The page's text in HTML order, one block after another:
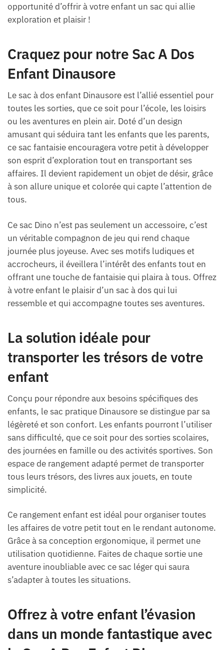
opportunité d’offrir à votre enfant un sac qui allie
exploration et plaisir !
Craquez pour notre Sac A Dos
Enfant Dinausore
Le sac à dos enfant Dinausore est l’allié essentiel pour
toutes les sorties, que ce soit pour l’école, les loisirs
ou les aventures en plein air. Doté d’un design
amusant qui séduira tant les enfants que les parents,
ce sac fantaisie encouragera votre petit à développer
son esprit d’exploration tout en transportant ses
affaires. Il devient rapidement un objet de désir, grâce
à son allure unique et colorée qui capte l’attention de
tous.
Ce sac Dino n’est pas seulement un accessoire, c’est
un véritable compagnon de jeu qui rend chaque
journée plus joyeuse. Avec ses motifs ludiques et
accrocheurs, il éveillera l’intérêt des enfants tout en
offrant une touche de fantaisie qui plaira à tous. Offrez
à votre enfant le plaisir d’un sac à dos qui lui
ressemble et qui accompagne toutes ses aventures.
La solution idéale pour
transporter les trésors de votre
enfant
Conçu pour répondre aux besoins spécifiques des
enfants, le sac pratique Dinausore se distingue par sa
légèreté et son confort. Les enfants pourront l’utiliser
sans difficulté, que ce soit pour des sorties scolaires,
des journées en famille ou des activités sportives. Son
espace de rangement adapté permet de transporter
tous leurs trésors, des livres aux jouets, en toute
simplicité.
Ce rangement enfant est idéal pour organiser toutes
les affaires de votre petit tout en le rendant autonome.
Grâce à sa conception ergonomique, il permet une
utilisation quotidienne. Faites de chaque sortie une
aventure inoubliable avec ce sac léger qui saura
s’adapter à toutes les situations.
Offrez à votre enfant l’évasion
dans un monde fantastique avec